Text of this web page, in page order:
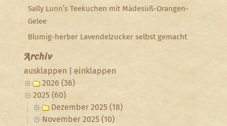
Sally Lunn’s Teekuchen mit Mädesüß-Orangen-
Gelee
Blumig-herber Lavendelzucker selbst gemacht
Archiv
ausklappen
einklappen
2026 (36)
2025 (60)
Dezember 2025 (18)
November 2025 (10)